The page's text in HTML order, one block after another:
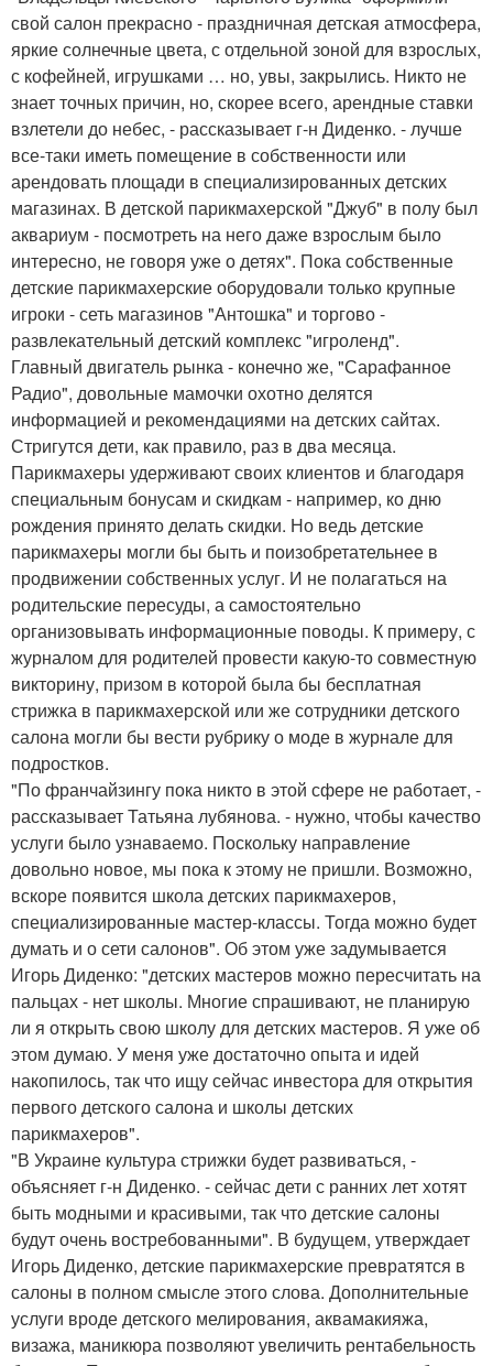
свой салон прекрасно - праздничная детская атмосфера,
яркие солнечные цвета, с отдельной зоной для взрослых,
с кофейней, игрушками … но, увы, закрылись. Никто не
знает точных причин, но, скорее всего, арендные ставки
взлетели до небес, - рассказывает г-н Диденко. - лучше
все-таки иметь помещение в собственности или
арендовать площади в специализированных детских
магазинах. В детской парикмахерской "Джуб" в полу был
аквариум - посмотреть на него даже взрослым было
интересно, не говоря уже о детях". Пока собственные
детские парикмахерские оборудовали только крупные
игроки - сеть магазинов "Антошка" и торгово -
развлекательный детский комплекс "игроленд".
Главный двигатель рынка - конечно же, "Сарафанное
Радио", довольные мамочки охотно делятся
информацией и рекомендациями на детских сайтах.
Стригутся дети, как правило, раз в два месяца.
Парикмахеры удерживают своих клиентов и благодаря
специальным бонусам и скидкам - например, ко дню
рождения принято делать скидки. Но ведь детские
парикмахеры могли бы быть и поизобретательнее в
продвижении собственных услуг. И не полагаться на
родительские пересуды, а самостоятельно
организовывать информационные поводы. К примеру, с
журналом для родителей провести какую-то совместную
викторину, призом в которой была бы бесплатная
стрижка в парикмахерской или же сотрудники детского
салона могли бы вести рубрику о моде в журнале для
подростков.
"По франчайзингу пока никто в этой сфере не работает, -
рассказывает Татьяна лубянова. - нужно, чтобы качество
услуги было узнаваемо. Поскольку направление
довольно новое, мы пока к этому не пришли. Возможно,
вскоре появится школа детских парикмахеров,
специализированные мастер-классы. Тогда можно будет
думать и о сети салонов". Об этом уже задумывается
Игорь Диденко: "детских мастеров можно пересчитать на
пальцах - нет школы. Многие спрашивают, не планирую
ли я открыть свою школу для детских мастеров. Я уже об
этом думаю. У меня уже достаточно опыта и идей
накопилось, так что ищу сейчас инвестора для открытия
первого детского салона и школы детских
парикмахеров".
"В Украине культура стрижки будет развиваться, -
объясняет г-н Диденко. - сейчас дети с ранних лет хотят
быть модными и красивыми, так что детские салоны
будут очень востребованными". В будущем, утверждает
Игорь Диденко, детские парикмахерские превратятся в
салоны в полном смысле этого слова. Дополнительные
услуги вроде детского мелирования, аквамакияжа,
визажа, маникюра позволяют увеличить рентабельность